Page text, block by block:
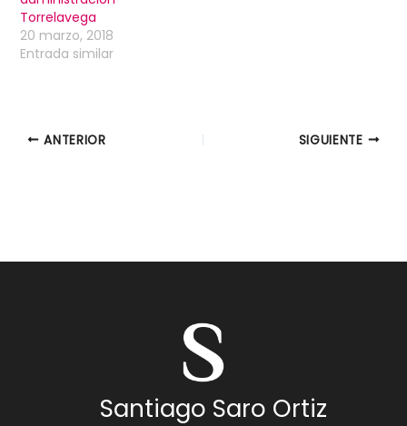
Torrelavega
20 marzo, 2018
Entrada similar
ANTERIOR SIGUIENTE
Santiago Saro Ortiz